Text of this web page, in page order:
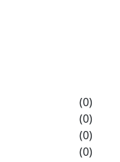
(0)
(0)
(0)
(0)